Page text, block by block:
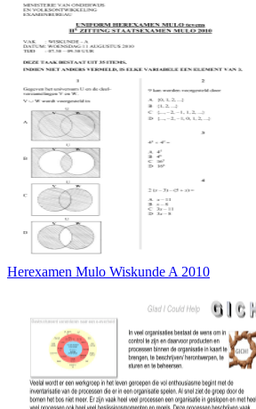
Herexamen Mulo Wiskunde A 2010